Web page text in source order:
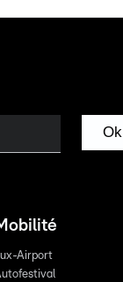
Ok
Airport